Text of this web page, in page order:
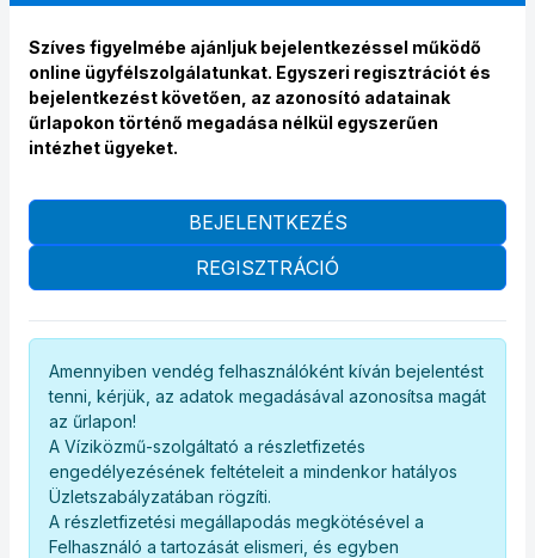
Szíves figyelmébe ajánljuk bejelentkezéssel működő
online ügyfélszolgálatunkat. Egyszeri regisztrációt és
bejelentkezést követően, az azonosító adatainak
űrlapokon történő megadása nélkül egyszerűen
intézhet ügyeket.
BEJELENTKEZÉS
REGISZTRÁCIÓ
Amennyiben vendég felhasználóként kíván bejelentést
tenni, kérjük, az adatok megadásával azonosítsa magát
az űrlapon!
A Víziközmű-szolgáltató a részletfizetés
engedélyezésének feltételeit a mindenkor hatályos
Üzletszabályzatában rögzíti.
A részletfizetési megállapodás megkötésével a
Felhasználó a tartozását elismeri, és egyben